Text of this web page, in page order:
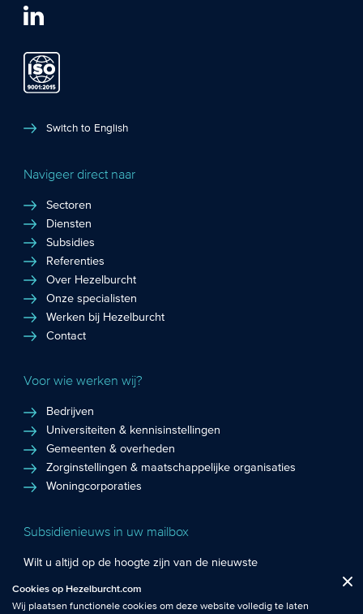
Switch to English
Navigeer direct naar
Sectoren
Diensten
Subsidies
Referenties
Over Hezelburcht
Onze specialisten
Werken bij Hezelburcht
Contact
Voor wie werken wij?
Bedrijven
Universiteiten & kennisinstellingen
Gemeenten & overheden
Zorginstellingen & maatschappelijke organisaties
Woningcorporaties
Subsidienieuws in uw mailbox
Wilt u altijd op de hoogte zijn van de nieuwste
voor de Hezelburcht Subsidienieuwsbrief!
noodzakelijk om de website goed te laten werken.
Cookies op Hezelburcht.com
Wij plaatsen functionele cookies om deze website volledig te laten